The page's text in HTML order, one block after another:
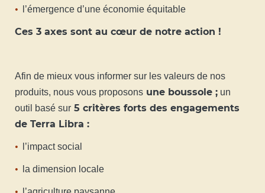
l’émergence d’une économie équitable
Ces 3 axes sont au cœur de notre action !
Afin de mieux vous informer sur les valeurs de nos
produits, nous vous proposons une boussole ; un
outil basé sur 5 critères forts des engagements
de Terra Libra :
l’impact social
la dimension locale